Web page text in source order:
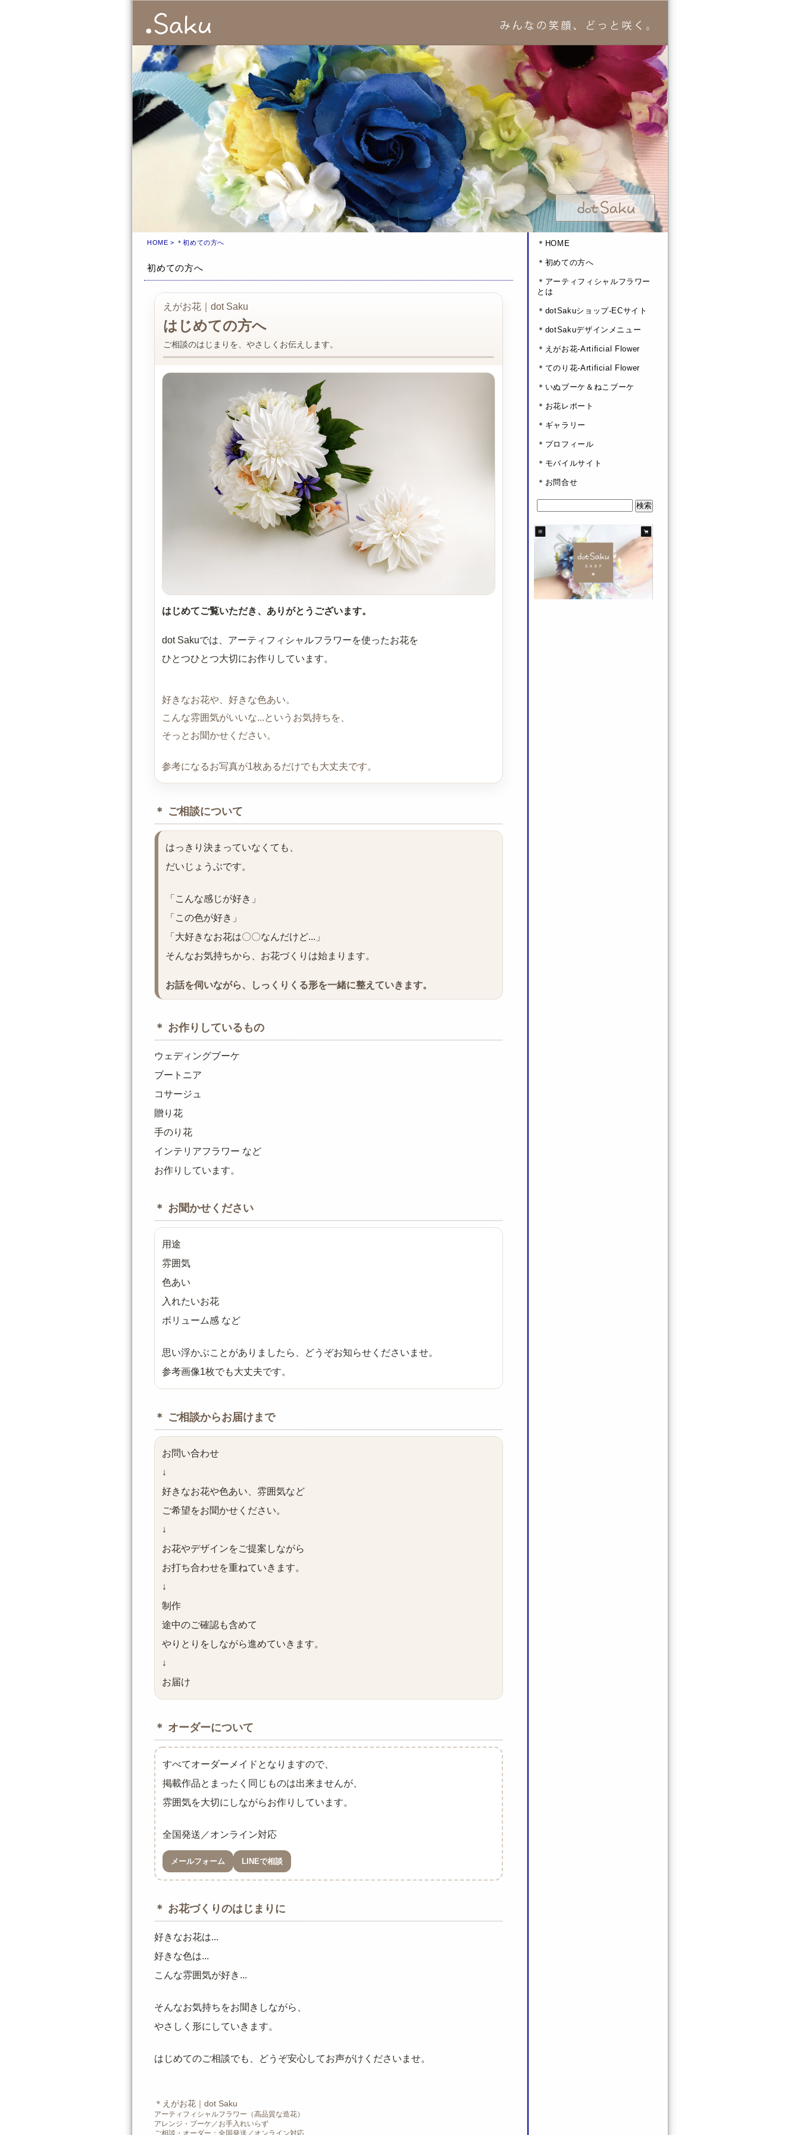
HOME > ＊初めての方へ
初めての方へ
えがお花｜dot Saku
はじめての方へ
ご相談のはじまりを、やさしくお伝えします。
はじめてご覧いただき、ありがとうございます。
dot Sakuでは、アーティフィシャルフラワーを使ったお花を
ひとつひとつ大切にお作りしています。
好きなお花や、好きな色あい。
こんな雰囲気がいいな...というお気持ちを、
そっとお聞かせください。
参考になるお写真が1枚あるだけでも大丈夫です。
＊ ご相談について
はっきり決まっていなくても、
だいじょうぶです。
「こんな感じが好き」
「この色が好き」
「大好きなお花は〇〇なんだけど...」
そんなお気持ちから、お花づくりは始まります。
お話を伺いながら、しっくりくる形を一緒に整えていきます。
＊ お作りしているもの
ウェディングブーケ
ブートニア
コサージュ
贈り花
手のり花
インテリアフラワー など
お作りしています。
＊ お聞かせください
用途
雰囲気
色あい
入れたいお花
ボリューム感 など
思い浮かぶことがありましたら、どうぞお知らせくださいませ。
参考画像1枚でも大丈夫です。
＊ ご相談からお届けまで
お問い合わせ
↓
好きなお花や色あい、雰囲気など
ご希望をお聞かせください。
↓
お花やデザインをご提案しながら
お打ち合わせを重ねていきます。
↓
制作
途中のご確認も含めて
やりとりをしながら進めていきます。
↓
お届け
＊ オーダーについて
すべてオーダーメイドとなりますので、
掲載作品とまったく同じものは出来ませんが、
雰囲気を大切にしながらお作りしています。
全国発送／オンライン対応
メールフォーム LINEで相談
＊ お花づくりのはじまりに
好きなお花は...
好きな色は...
こんな雰囲気が好き...
そんなお気持ちをお聞きしながら、
やさしく形にしていきます。
はじめてのご相談でも、どうぞ安心してお声がけくださいませ。
＊えがお花｜dot Saku
アーティフィシャルフラワー（高品質な造花）
アレンジ・ブーケ／お手入れいらず
ご相談・オーダー：全国発送／オンライン対応
＊HOME
＊初めての方へ
＊アーティフィシャルフラワー
とは
＊dotSakuショップ-ECサイト
＊dotSakuデザインメニュー
＊えがお花-Artificial Flower
＊てのり花-Artificial Flower
＊いぬブーケ＆ねこブーケ
＊お花レポート
＊ギャラリー
＊プロフィール
＊モバイルサイト
＊お問合せ